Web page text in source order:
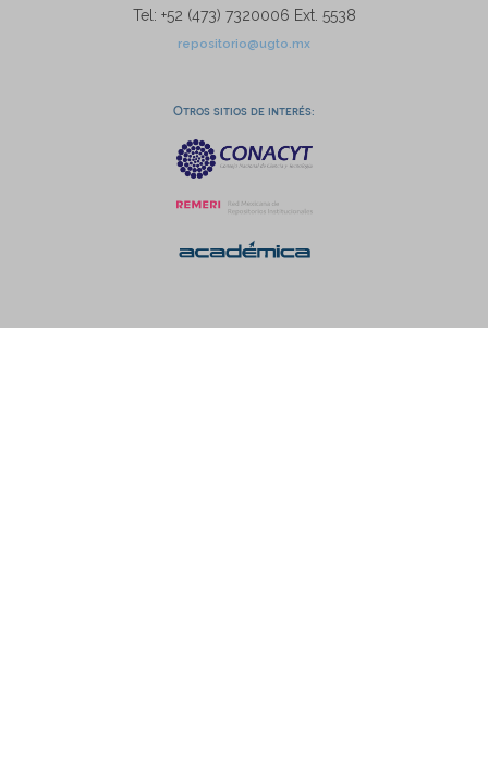
Tel: +52 (473) 7320006 Ext. 5538
repositorio@ugto.mx
Otros sitios de interés: